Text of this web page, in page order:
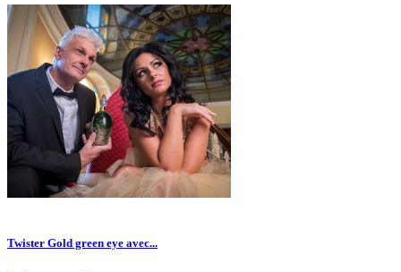
Twister Gold green eye avec...